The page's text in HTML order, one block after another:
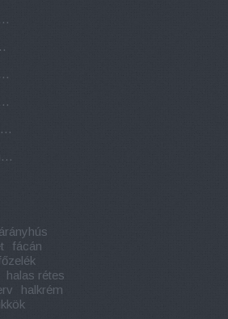
Kommunista-e a nőnap? Egy mítosz története
Viva Las Vegas - 20 lenyűgöző fotó a 80-as évek Las Vegasáról
Scold kantár - a maszk, amit nők büntetésére használtak
Észak-Korea ahogy még sohasem láttad
A világ első számítógépe: Mechanikus fiú 1770-ből
A divat örök - Rocksztárok neglizsében
fácán
halas rétes
halkrém